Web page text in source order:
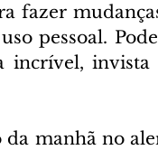
fazer
pessoal.
incrível,
da manhã no